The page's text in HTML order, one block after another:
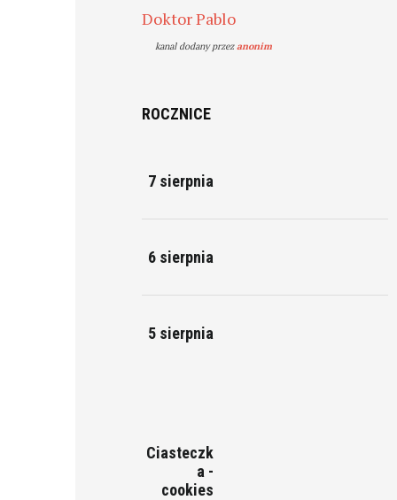
Doktor Pablo
kanal dodany przezanonim
ROCZNICE
7 sierpnia
6 sierpnia
5 sierpnia
Ciasteczk
a -
cookies